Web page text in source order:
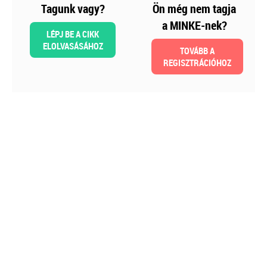
Szakmai sarok
Tagunk vagy?
LÉPJ BE A CIKK
ELOLVASÁSÁHOZ
Ön még nem tagja
a MINKE-nek?
TOVÁBB A
REGISZTRÁCIÓHOZ